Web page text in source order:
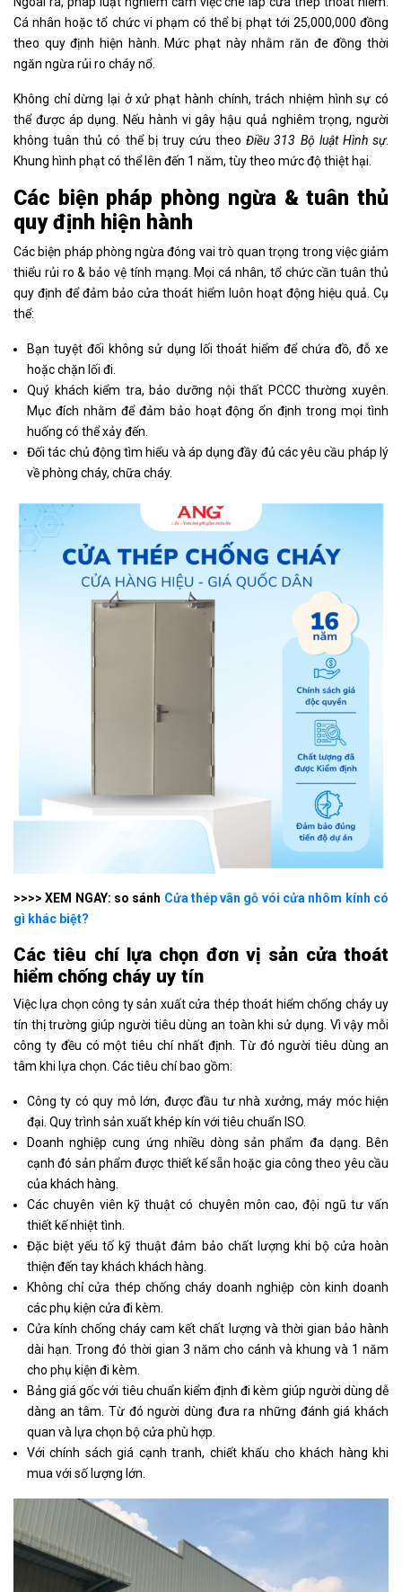
Cá nhân hoặc tổ chức vi phạm có thể bị phạt tới 25,000,000 đồng
theo quy định hiện hành. Mức phạt này nhằm răn đe đồng thời
ngăn ngừa rủi ro cháy nổ.
Không chỉ dừng lại ở xử phạt hành chính, trách nhiệm hình sự có
thể được áp dụng. Nếu hành vi gây hậu quả nghiêm trọng, người
không tuân thủ có thể bị truy cứu theoĐiều 313 Bộ luật Hình sự.
Khung hình phạt có thể lên đến 1 năm, tùy theo mức độ thiệt hại.
Các biện pháp phòng ngừa & tuân thủ
quy định hiện hành
Các biện pháp phòng ngừa đóng vai trò quan trọng trong việc giảm
thiểu rủi ro & bảo vệ tính mạng. Mọi cá nhân, tổ chức cần tuân thủ
quy định để đảm bảo cửa thoát hiểm luôn hoạt động hiệu quả. Cụ
thể:
Bạn tuyệt đối không sử dụng lối thoát hiểm để chứa đồ, đỗ xe
hoặc chặn lối đi.
Quý khách kiểm tra, bảo dưỡng nội thất PCCC thường xuyên.
Mục đích nhằm để đảm bảo hoạt động ổn định trong mọi tình
huống có thể xảy đến.
Đối tác chủ động tìm hiểu và áp dụng đầy đủ các yêu cầu pháp lý
về phòng cháy, chữa cháy.
>>>> XEM NGAY: so sánh Cửa thép vân gỗ vói cửa nhôm kính có
gì khác biệt?
Các tiêu chí lựa chọn đơn vị sản cửa thoát
hiểm chống cháy uy tín
Việc lựa chọn công ty sản xuất cửa thép thoát hiểm chống cháy uy
tín thị trường giúp người tiêu dùng an toàn khi sử dụng. Vì vậy mỗi
công ty đều có một tiêu chí nhất định. Từ đó người tiêu dùng an
tâm khi lựa chọn. Các tiêu chí bao gồm:
Công ty có quy mô lớn, được đầu tư nhà xưởng, máy móc hiện
đại. Quy trình sản xuất khép kín với tiêu chuẩn ISO.
Doanh nghiệp cung ứng nhiều dòng sản phẩm đa dạng. Bên
cạnh đó sản phẩm được thiết kế sẵn hoặc gia công theo yêu cầu
của khách hàng.
Các chuyên viên kỹ thuật có chuyên môn cao, đội ngũ tư vấn
thiết kế nhiệt tình.
Đặc biệt yếu tố kỹ thuật đảm bảo chất lượng khi bộ cửa hoàn
thiện đến tay khách khách hàng.
Không chỉ cửa thép chống cháy doanh nghiệp còn kinh doanh
các phụ kiện cửa đi kèm.
Cửa kính chống cháy cam kết chất lượng và thời gian bảo hành
dài hạn. Trong đó thời gian 3 năm cho cánh và khung và 1 năm
cho phụ kiện đi kèm.
Bảng giá gốc với tiêu chuẩn kiểm định đi kèm giúp người dùng dễ
dàng an tâm. Từ đó người dùng đưa ra những đánh giá khách
quan và lựa chọn bộ cửa phù hợp.
Với chính sách giá cạnh tranh, chiết khấu cho khách hàng khi
mua với số lượng lớn.